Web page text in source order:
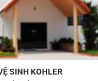
SINH KOHLER